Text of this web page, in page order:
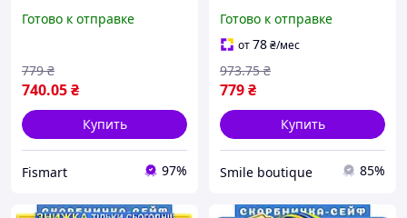
денег электронная от
HP12265BL
Готово к отправке
740.05₴
779 ₴
Купить
Fismart 97%
денег электронная от
батареек 14х10.5х24 см
HP12265BL 5016_Lu
Готово к отправке
от78₴/мес
779₴
973.75 ₴
Купить
Smile boutique 85%